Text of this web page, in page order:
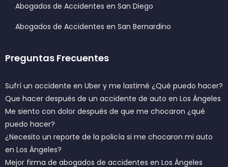
Abogados de Accidentes en San Diego
Abogados de Accidentes en San Bernardino
Preguntas Frecuentes
Sufrí un accidente en Uber y me lastimé ¿Qué puedo hacer?
Que hacer después de un accidente de auto en Los Ángeles
Me siento con dolor después de que me chocaron ¿qué
puedo hacer?
¿Necesito un reporte de la policía si me chocaron mi auto
en Los Ángeles?
Mejor firma de abogados de accidentes en Los Ángeles